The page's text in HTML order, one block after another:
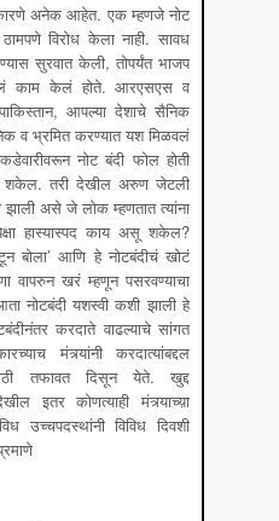
कारणे अनेक आहेत. एक म्हणजे नोट
ठामपणे विरोध केला नाही. सावध
सुरवात केली, तोपर्यंत भाजप
काम केलं होते. आरएसएस व
आपल्या देशाचे सैनिक
व भ्रमित करण्यात यश मिळवलं
नोट बंदी फोल होती
शकेल. तरी देखील अरुण जेटली
झाली असे जे लोक म्हणतात त्यांना
हास्यास्पद काय असू शकेल?
बोला’ आणि हे नोटबंदीचं खोटं
वापरुन खरं म्हणून पसरवण्याचा
नोटबंदी यशस्वी कशी झाली हे
करदाते वाढल्याचे सांगत
मंत्र्यांनी करदात्यांबद्दल
तफावत दिसून येते. खुद्द
इतर कोणत्याही मंत्र्याच्य़ा
उच्चपदस्थांनी विविध दिवशी